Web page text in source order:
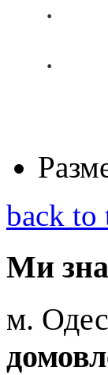
·
·
back to
Ми
м.